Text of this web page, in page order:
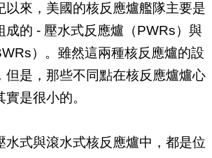
以來，美國的核反應爐艦隊主要是
成的 - 壓水式反應爐（PWRs）與
）。雖然這兩種核反應爐的設
但是，那些不同點在核反應爐爐心
是很小的。
水式與滾水式核反應爐中，都是位